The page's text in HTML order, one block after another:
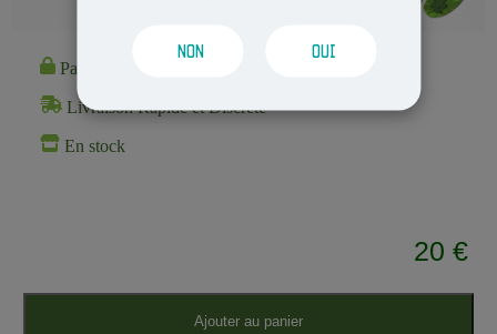
NON OUI
Paiement 100% Sécurisé
Livraison Rapide et Discrète
En stock
20 €
Ajouter au panier